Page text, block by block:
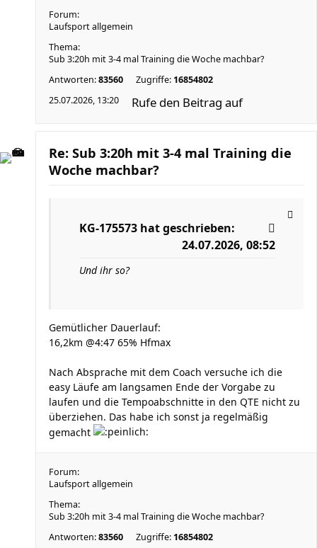
Forum:
Laufsport allgemein
Thema:
Sub 3:20h mit 3-4 mal Training die Woche machbar?
Antworten:83560 Zugriffe: 16854802
25.07.2026, 13:20
Rufe den Beitrag auf
Re: Sub 3:20h mit 3-4 mal Training die
Woche machbar?
KG-175573 hat geschrieben:
24.07.2026, 08:52
Und ihr so?
Gemütlicher Dauerlauf:
16,2km @4:47 65% Hfmax
Nach Absprache mit dem Coach versuche ich die
easy Läufe am langsamen Ende der Vorgabe zu
laufen und die Tempoabschnitte in den QTE nicht zu
überziehen. Das habe ich sonst ja regelmäßig
gemacht
Forum:
Laufsport allgemein
Thema:
Sub 3:20h mit 3-4 mal Training die Woche machbar?
Antworten:83560 Zugriffe: 16854802